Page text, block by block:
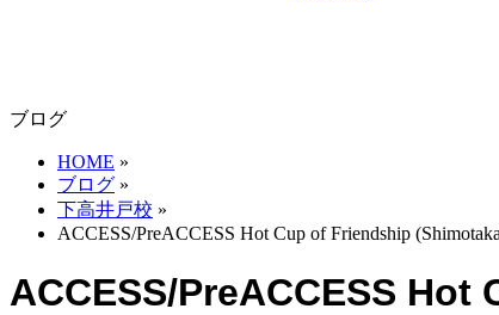
ブログ
HOME »
ブログ »
下高井戸校 »
ACCESS/PreACCESS Hot Cup of Friendship
ACCESS/PreACCESS